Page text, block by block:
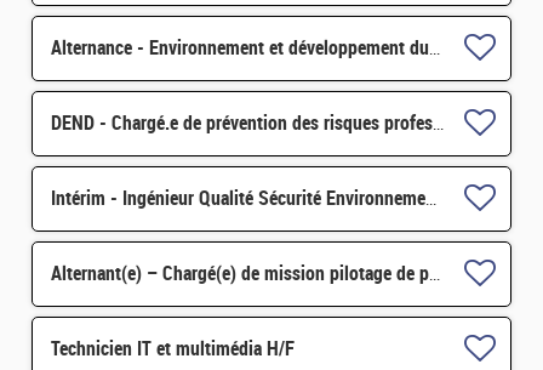
Alternance - Environnement et développement durable H/F
DEND - Chargé.e de prévention des risques professionnels et conseiller.e en radioprotection H/F
Intérim - Ingénieur Qualité Sécurité Environnement (QSE) H/F
Alternant(e) – Chargé(e) de mission pilotage de projets et transformation digitale H/F
Technicien IT et multimédia H/F